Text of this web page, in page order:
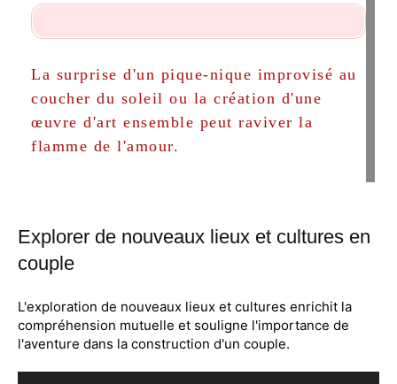
La surprise d'un pique-nique improvisé au
coucher du soleil ou la création d'une
œuvre d'art ensemble peut raviver la
flamme de l'amour.
Explorer de nouveaux lieux et cultures en
couple
L'exploration de nouveaux lieux et cultures enrichit la
compréhension mutuelle et souligne l'importance de
l'aventure dans la construction d'un couple.